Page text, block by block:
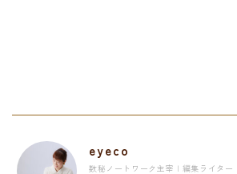
eyeco
数秘ノートワーク主宰 | 編集ライター